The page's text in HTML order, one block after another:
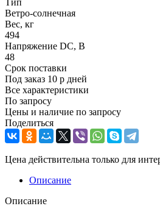
Ветро-солнечная
Вес, кг
494
Напряжение DC, В
48
Срок поставки
Под заказ 10 р дней
Все характеристики
По запросу
Цены и наличие по запросу
Поделиться
Цена действительна только для
Описание
Описание